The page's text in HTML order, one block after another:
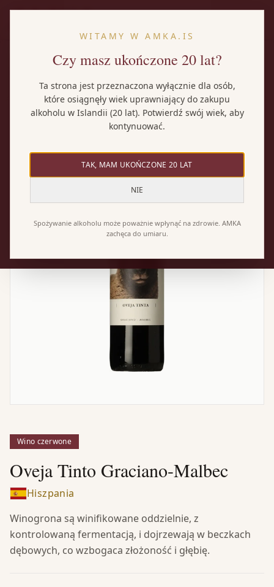
Wino czerwone
Oveja Tinto Graciano-Malbec
Hiszpania
Winogrona są winifikowane oddzielnie, z
kontrolowaną fermentacją, i dojrzewają w beczkach
dębowych, co wzbogaca złożoność i głębię.
WITAMY W AMKA.IS
Czy masz ukończone 20 lat?
Ta strona jest przeznaczona wyłącznie dla osób,
które osiągnęły wiek uprawniający do zakupu
alkoholu w Islandii (20 lat). Potwierdź swój wiek, aby
kontynuować.
TAK, MAM UKOŃCZONE 20 LAT
NIE
Spożywanie alkoholu może poważnie wpłynąć na zdrowie. AMKA
zachęca do umiaru.